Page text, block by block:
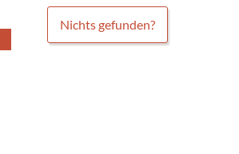
Nichts gefunden?